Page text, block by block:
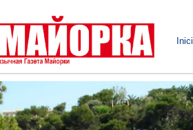
el nuevo